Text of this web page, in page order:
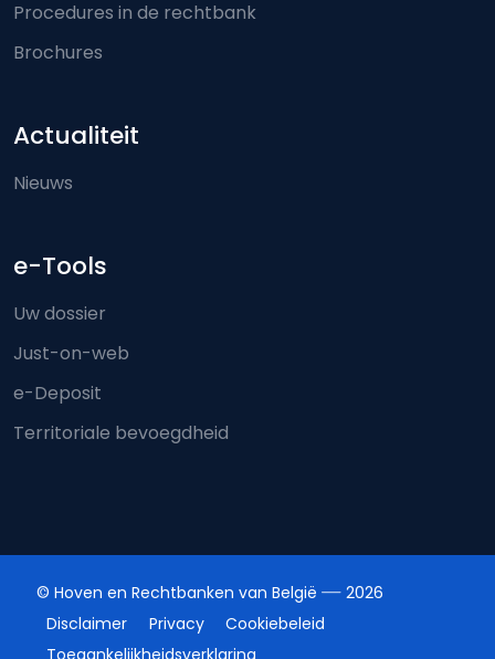
Procedures in de rechtbank
Brochures
Actualiteit
Nieuws
e-Tools
Uw dossier
Just-on-web
e-Deposit
Territoriale bevoegdheid
© Hoven en Rechtbanken van België
2026
Disclaimer
Privacy
Cookiebeleid